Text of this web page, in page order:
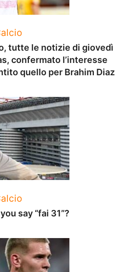
tutte le notizie di giovedì
confermato l’interesse
quello per Brahim Diaz
say “fai 31”?